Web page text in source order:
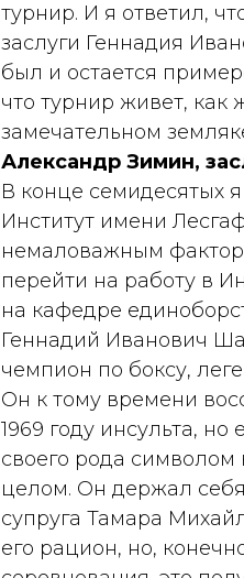
турнир. И я ответил,
заслуги Геннадия
был и остается
что турнир живет,
замечательном
Александр Зимин,
В конце семидесятых
Институт имени
немаловажным
перейти на работу в
на кафедре
Геннадий Иванович
чемпион по боксу,
Он к тому времени
1969 году инсульта,
своего рода символом
целом. Он держал
супруга Тамара
его рацион, но,